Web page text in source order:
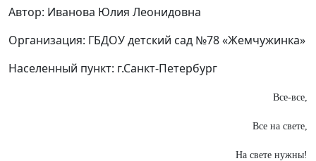
Автор: Иванова Юлия Леонидовна
Организация: ГБДОУ детский сад №78 «Жемчужинка»
Населенный пункт: г.Санкт-Петербург
Все-все,
Все на свете,
На свете нужны!